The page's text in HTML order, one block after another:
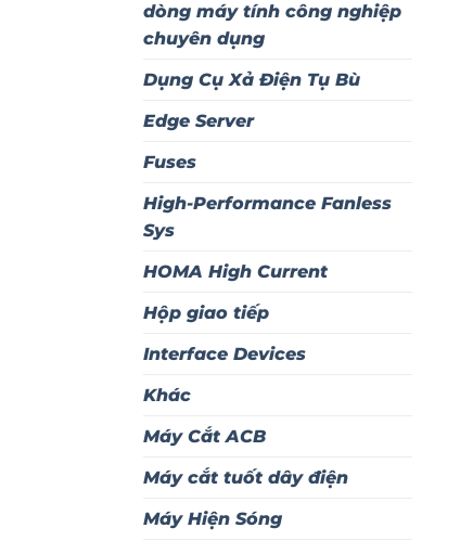
dòng máy tính công nghiệp
chuyên dụng
Dụng Cụ Xả Điện Tụ Bù
Edge Server
Fuses
High-Performance Fanless
Sys
HOMA High Current
Hộp giao tiếp
Interface Devices
Khác
Máy Cắt ACB
Máy cắt tuốt dây điện
Máy Hiện Sóng